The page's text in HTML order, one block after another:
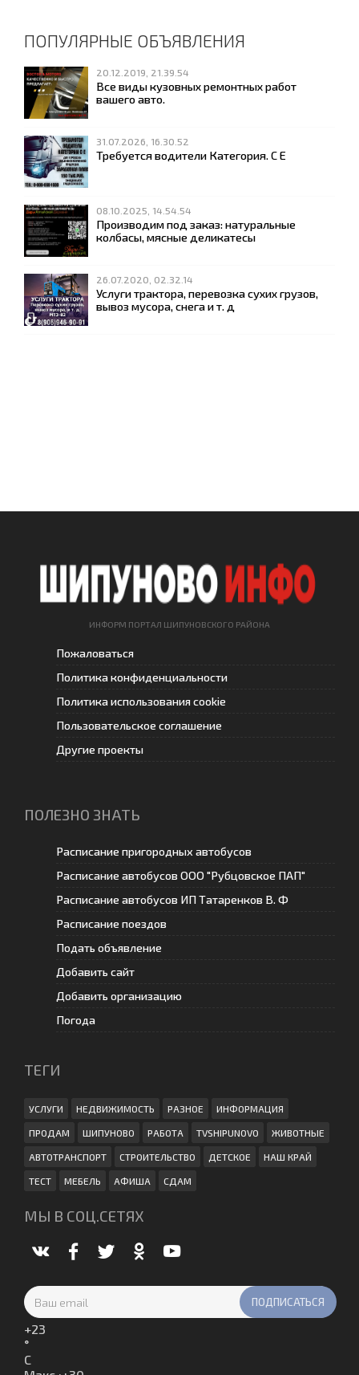
ПОПУЛЯРНЫЕ ОБЪЯВЛЕНИЯ
20.12.2019, 21.39.54
Все виды кузовных ремонтных работ
вашего авто.
31.07.2026, 16.30.52
Требуется водители Категория. С Е
08.10.2025, 14.54.54
Производим под заказ: натуральные
колбасы, мясные деликатесы
26.07.2020, 02.32.14
Услуги трактора, перевозка сухих грузов,
вывоз мусора, снега и т. д
ИНФОРМ ПОРТАЛ ШИПУНОВСКОГО РАЙОНА
Пожаловаться
Политика конфиденциальности
Политика использования cookie
Пользовательское соглашение
Другие проекты
ПОЛЕЗНО ЗНАТЬ
Расписание пригородных автобусов
Расписание автобусов ООО "Рубцовское ПАП"
Расписание автобусов ИП Татаренков В. Ф
Расписание поездов
Подать объявление
Добавить сайт
Добавить организацию
Погода
ТЕГИ
УСЛУГИ НЕДВИЖИМОСТЬ РАЗНОЕ ИНФОРМАЦИЯ
ПРОДАМ ШИПУНОВО РАБОТА TVSHIPUNOVO ЖИВОТНЫЕ
АВТОТРАНСПОРТ СТРОИТЕЛЬСТВО ДЕТСКОЕ НАШ КРАЙ
ТЕСТ МЕБЕЛЬ АФИША СДАМ
МЫ В СОЦ.СЕТЯХ
+23
°
C